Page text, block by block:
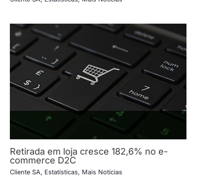
Retirada em loja cresce 182,6% no e-
commerce D2C
Cliente SA, Estatísticas, Mais Notícias